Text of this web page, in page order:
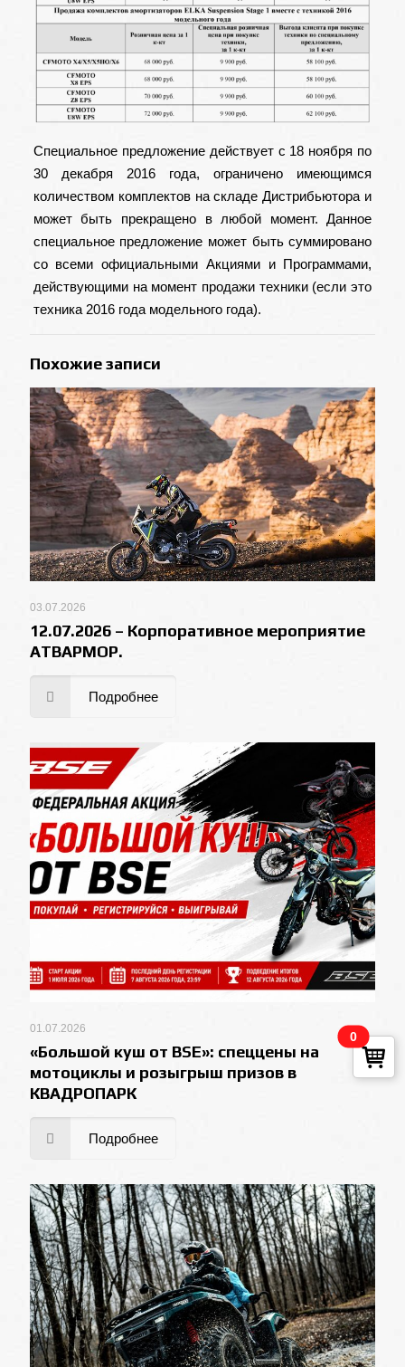
Специальное предложение действует с 18 ноября по
30 декабря 2016 года, ограничено имеющимся
количеством комплектов на складе Дистрибьютора и
может быть прекращено в любой момент. Данное
специальное предложение может быть суммировано
со всеми официальными Акциями и Программами,
действующими на момент продажи техники (если это
техника 2016 года модельного года).
Похожие записи
03.07.2026
12.07.2026 – Корпоративное мероприятие
АТВАРМОР.
Подробнее
01.07.2026
«Большой куш от BSE»: спеццены на
мотоциклы и розыгрыш призов в
КВАДРОПАРК
Подробнее
0